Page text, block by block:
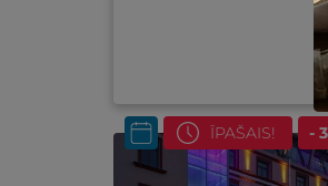
ĪPAŠAIS! -